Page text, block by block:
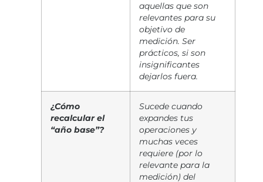
aquellas que son
relevantes para su
objetivo de
medición. Ser
prácticos, si son
insignificantes
dejarlos fuera.
¿Cómo
recalcular el
“año base”?
Sucede cuando
expandes tus
operaciones y
muchas veces
requiere (por lo
relevante para la
medición) del